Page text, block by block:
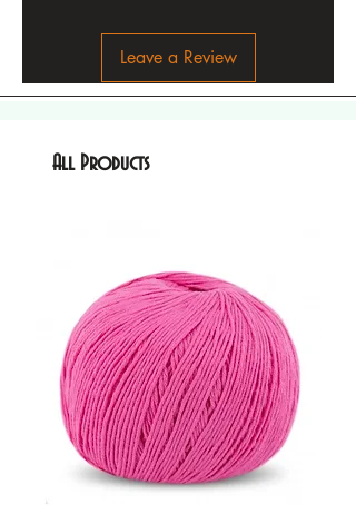
Leave a Review
All Products